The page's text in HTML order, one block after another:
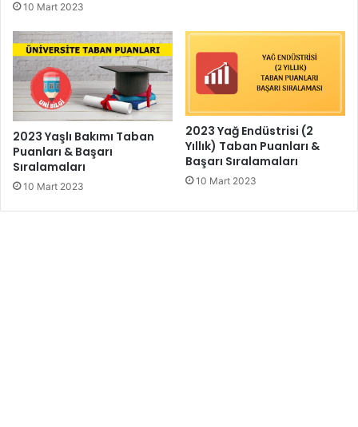
10 Mart 2023
2023 Yaşlı Bakımı Taban
Puanları & Başarı
Sıralamaları
10 Mart 2023
2023 Yağ Endüstrisi (2
Yıllık) Taban Puanları &
Başarı Sıralamaları
10 Mart 2023